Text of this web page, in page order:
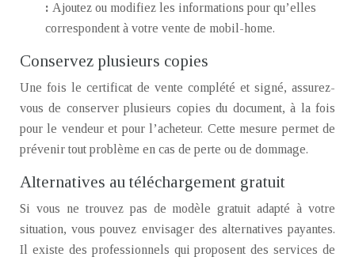
: Ajoutez ou modifiez les informations pour qu’elles
correspondent à votre vente de mobil-home.
Conservez plusieurs copies
Une fois le certificat de vente complété et signé, assurez-
vous de conserver plusieurs copies du document, à la fois
pour le vendeur et pour l’acheteur. Cette mesure permet de
prévenir tout problème en cas de perte ou de dommage.
Alternatives au téléchargement gratuit
Si vous ne trouvez pas de modèle gratuit adapté à votre
situation, vous pouvez envisager des alternatives payantes.
Il existe des professionnels qui proposent des services de